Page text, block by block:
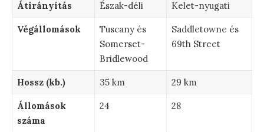
Átirányítás Észak-déli Kelet-nyugati
Végállomások
Tuscany és
Somerset-
Bridlewood
Saddletowne és
69th Street
Hossz (kb.) 35 km 29 km
Állomások
száma
24 28